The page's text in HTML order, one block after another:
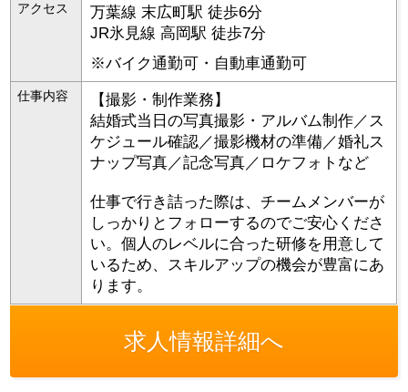
アクセス
万葉線 末広町駅 徒歩6分
JR氷見線 高岡駅 徒歩7分
※バイク通勤可・自動車通勤可
仕事内容
【撮影・制作業務】
結婚式当日の写真撮影・アルバム制作／ス
ケジュール確認／撮影機材の準備／婚礼ス
ナップ写真／記念写真／ロケフォトなど
仕事で行き詰った際は、チームメンバーが
しっかりとフォローするのでご安心くださ
い。個人のレベルに合った研修を用意して
いるため、スキルアップの機会が豊富にあ
ります。
求人情報詳細へ